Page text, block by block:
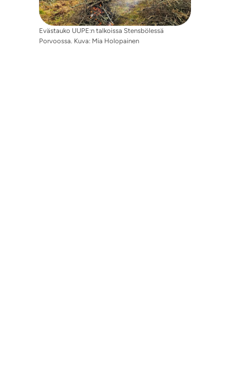
Evästauko UUPE:n talkoissa Stensbölessä
Porvoossa. Kuva: Mia Holopainen